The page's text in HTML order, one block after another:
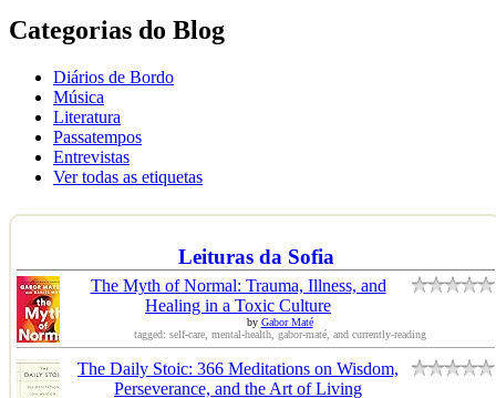
Categorias do Blog
Diários de Bordo
Música
Literatura
Passatempos
Entrevistas
Ver todas as etiquetas
Leituras da Sofia
The Myth of Normal: Trauma, Illness, and
Healing in a Toxic Culture
by Gabor Maté
tagged: self-care, mental-health, gabor-maté, and currently-reading
The Daily Stoic: 366 Meditations on Wisdom,
Perseverance, and the Art of Living